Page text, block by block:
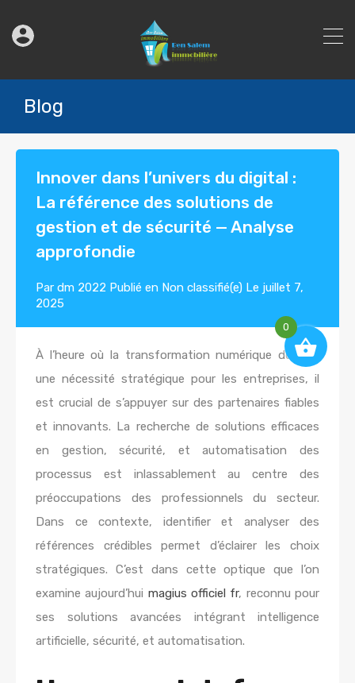
Blog
Innover dans l’univers du digital :
La référence des solutions de
gestion et de sécurité — Analyse
approfondie
Par dm 2022 Publié en Non classifié(e) Le juillet 7,
2025
À l’heure où la transformation numérique devient
une nécessité stratégique pour les entreprises, il
est crucial de s’appuyer sur des partenaires fiables
et innovants. La recherche de solutions efficaces
en gestion, sécurité, et automatisation des
processus est inlassablement au centre des
préoccupations des professionnels du secteur.
Dans ce contexte, identifier et analyser des
références crédibles permet d’éclairer les choix
stratégiques. C’est dans cette optique que l’on
examine aujourd’hui magius officiel fr, reconnu pour
ses solutions avancées intégrant intelligence
artificielle, sécurité, et automatisation.
0